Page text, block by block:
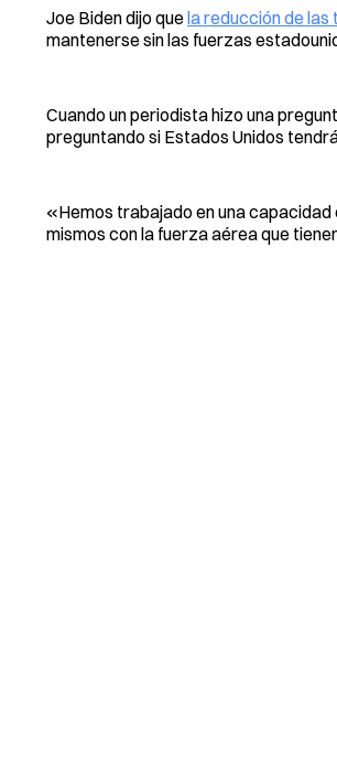
Joe Biden dijo quela reducción de
mantenerse sin las fuerzas
Cuando un periodista hizo una
preguntando si Estados Unidos
«Hemos trabajado en una capacidad
mismos con la fuerza aérea que